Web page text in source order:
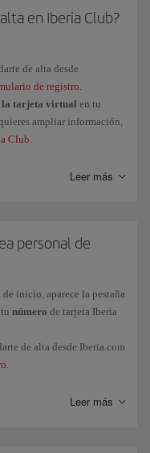
la compra de billetes y
a través de las marcas
los acumulará cada
en Iberia Club?
de alta desde
de registro.
la tarjeta virtual en tu
ampliar información,
Club.
Leer más
personal de
inicio, aparece la pestaña
número de tarjeta Iberia
de alta desde Iberia.com
.
las redes socialesLeer más